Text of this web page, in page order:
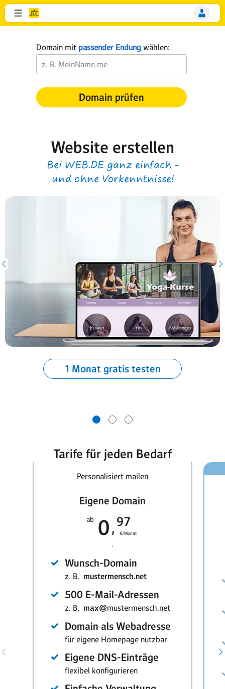
Domain mit passender Endung wählen:
Domain prüfen
Website erstellen
Bei WEB.DE ganz einfach -
und ohne Vorkenntnisse!
1 Monat gratis testen
Tarife für jeden Bedarf
Personalisiert mailen
Eigene Domain
ab 0 97
€/Monat
.
Wunsch-Domain
z. B. mustermensch.net
500 E-Mail-Adressen
z. B. max@mustermensch.net
Domain als Webadresse
für eigene Homepage nutzbar
Eigene DNS-Einträge
flexibel konfigurieren